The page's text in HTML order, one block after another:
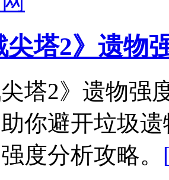
尖塔2》遗物
尖塔2》遗物
你避开垃圾
度分析攻略。